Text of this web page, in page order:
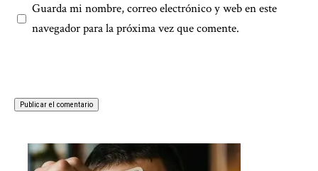
Guarda mi nombre, correo electrónico y web en este
navegador para la próxima vez que comente.